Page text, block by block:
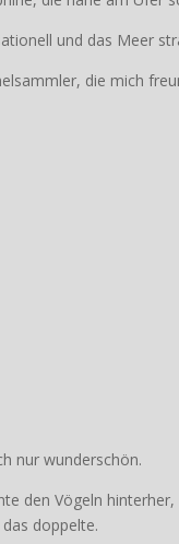
und das Meer
die mich
nur wunderschön.
den Vögeln
doppelte.